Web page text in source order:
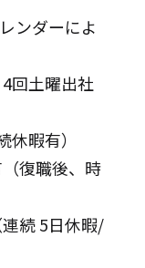
ンダーによ
回土曜出社
暇有）
復職後、時
続 5日休暇/